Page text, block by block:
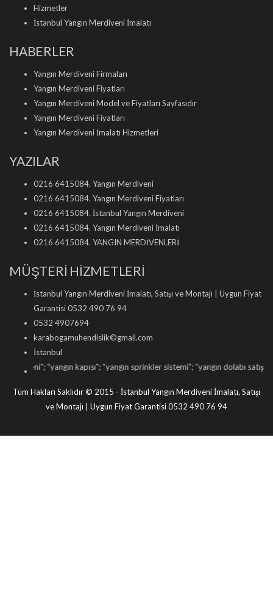
Hizmetler
İstanbul Yangın Merdiveni İmalatı
HABERLER
Yangın Merdiveni Firmaları
Yangın Merdiveni Fiyatları
Yangın Merdiveni Model ve Fiyatları Sayfasıdır
Yangın Merdiveni Fiyatları
Yangın Merdiveni İmalatı Hizmetleri
YAZILAR
0216 6415084. Yangın Merdiveni
0216 6415084. Yangın Merdiveni Fiyatları
0216 6415084. İstanbul Yangın Merdiveni
0216 6415084. Yangın Merdiveni İmalatı
0216 6415084. YANGIN MERDİVENLERİ
MÜŞTERİ HİZMETLERİ
İstanbul Yangın Merdiveni İmalatı, Satışı ve Montajı | Uygun Fiyat
Garantisi 0532 490 76 94
0532 4907694
karabogamuhendislik©gmail.com
İstanbul
yangın kapısı"; "yangın sprinkler sistemi"; "yangın dolabı satışı"; "
Tüm Hakları Saklıdır © 2015 - İstanbul Yangın Merdiveni İmalatı, Satışı
ve Montajı | Uygun Fiyat Garantisi 0532 490 76 94